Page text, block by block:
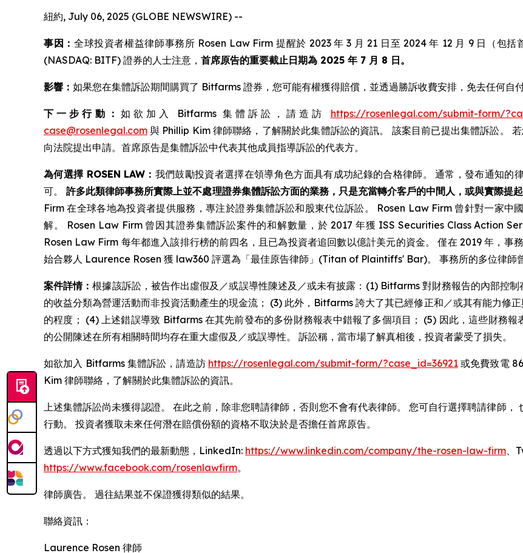
紐約, July 06, 2025 (GLOBE NEWSWIRE) --
事因： 全球投資者權益律師事務所 Rosen Law Firm 提醒於 2023 年 3 月 21 日至 2024 年 12 月 9 日（包
(NASDAQ: BITF) 證券的人士注意， 首席原告的重要截止日期為 2025 年 7 月 8 日。
影響： 如果您在集體訴訟期間購買了 Bitfarms 證券，您可能有權獲得賠償，並透過勝訴收費安排，免去任何自付
下一步行動： 如欲加入 Bitfarms 集體訴訟，請造訪 https://rosenlegal.com/submit-form/
case@rosenlegal.com 與 Phillip Kim 律師聯絡，了解關於此集體訴訟的資訊。 該案目前已提出集體訴訟。
向法院提出申請。首席原告是集體訴訟中代表其他成員指導訴訟的代表方。
為何選擇 ROSEN LAW： 我們鼓勵投資者選擇在領導角色方面具有成功紀錄的合格律師。 通常，發布通知的
可。
許多此類律師事務所實際上並不處理證券集體訴訟方面的業務，只是充當轉介客戶的中間人，或與實際提起
Firm 在全球各地為投資者提供服務，專注於證券集體訴訟和股東代位訴訟。 Rosen Law Firm 曾針對一家中
解。 Rosen Law Firm 曾因其證券集體訴訟案件的和解數量，於 2017 年獲 ISS Securities Class Action
Rosen Law Firm 每年都進入該排行榜的前四名，且已為投資者追回數以億計美元的資金。 僅在 2019 年，事
始合夥人 Laurence Rosen 獲 law360 評選為「最佳原告律師」(Titan of Plaintiffs' Bar)。 事務所的多位律
案件詳情：根據該訴訟，被告作出虛假及／或誤導性陳述及／或未有披露：(1) Bitfarms 對財務報告的內部控
的收益分類為營運活動而非投資活動產生的現金流； (3) 此外，Bitfarms 誇大了其已經修正和／或其有能力修
的程度； (4) 上述錯誤導致 Bitfarms 在其先前發布的多份財務報表中錯報了多個項目； (5) 因此，這些財務
的公開陳述在所有相關時間均存在重大虛假及／或誤導性。 訴訟稱，當市場了解真相後，投資者蒙受了損失。
如欲加入 Bitfarms 集體訴訟，請造訪 https://rosenlegal.com/submit-form/?case_id=36921或免費致電
Kim 律師聯絡，了解關於此集體訴訟的資訊。
上述集體訴訟尚未獲得認證。 在此之前，除非您聘請律師，否則您不會有代表律師。 您可自行選擇聘請律師
行動。 投資者獲取未來任何潛在賠償份額的資格不取決於是否擔任首席原告。
透過以下方式獲知我們的最新動態，LinkedIn: https://www.linkedin.com/company/the-rosen-law-firm
https://www.facebook.com/rosenlawfirm。
律師廣告。 過往結果並不保證獲得類似的結果。
聯絡資訊：
Laurence Rosen 律師